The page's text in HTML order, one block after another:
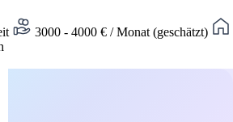
3000 - 4000 € / Monat (geschätzt)